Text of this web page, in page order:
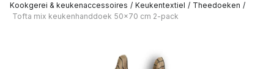
Kookgerei & keukenaccessoires / Keukentextiel / Theedoeken /
Tofta mix keukenhanddoek 50x70 cm 2-pack